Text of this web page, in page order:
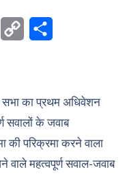
y
L
i
n
r
e
का प्रथम अधिवेशन
सवालों के जवाब
परिक्रमा करने वाला
वाले महत्वपूर्ण सवाल-जवाब